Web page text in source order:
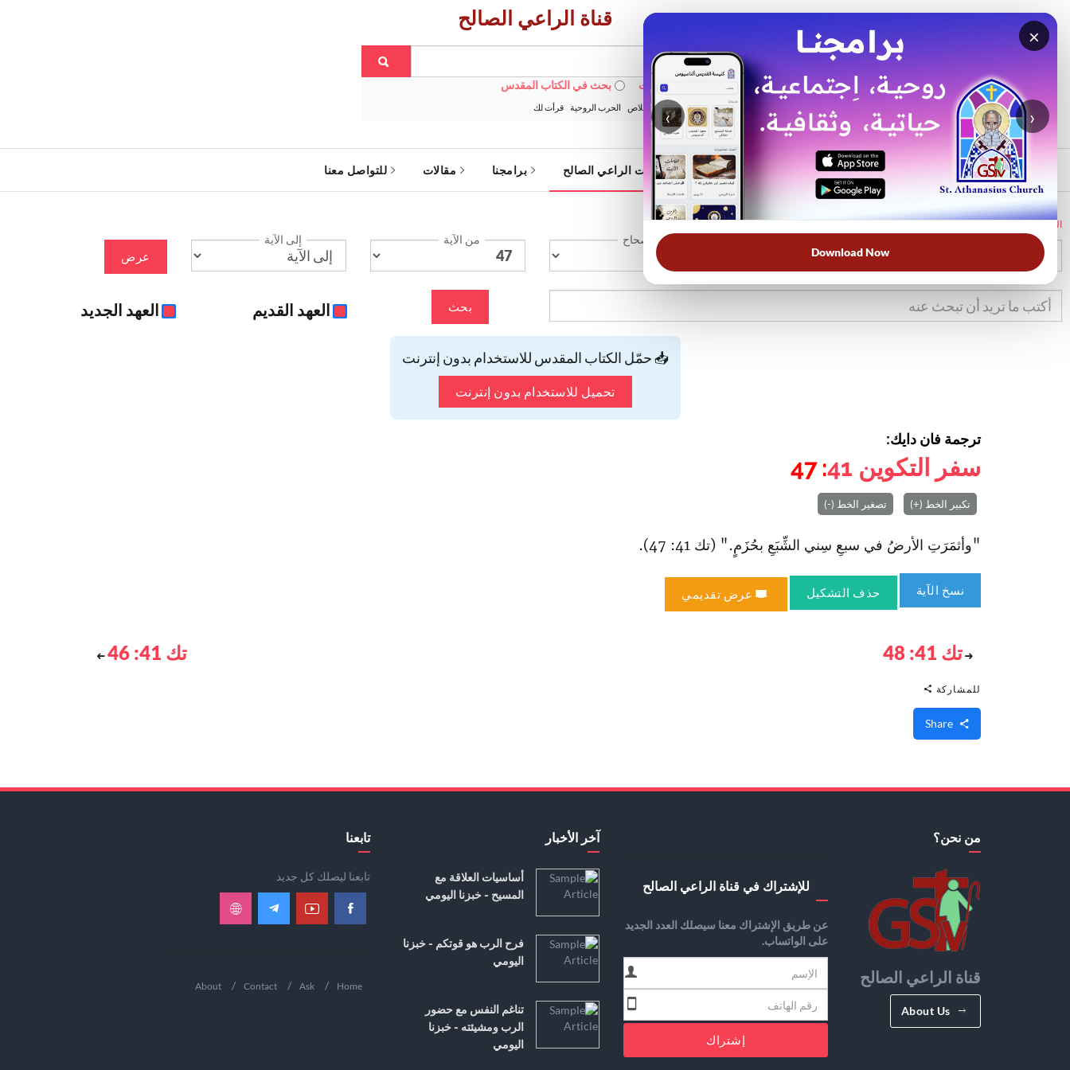
×
‹ ›
Download Now
قناة الراعي الصالح
بحث في الويبسايت بحث في الكتاب المقدس
الأكثر بحثًا: خبزنا اليومي الخلاص الحرب الروحية قرأت لك
الرئيسية خدمات الراعي الصالح برامجنا مقالات للتواصل معنا
الرئيسية
الإصحاح من الآية إلى الآية
عرض
بحث العهد القديم العهد الجديد
📥 حمّل الكتاب المقدس للاستخدام بدون إنترنت
تحميل للاستخدام بدون إنترنت
ترجمة فان دايك:
سفر التكوين 41
: 47
تكبير الخط (+) تصغير الخط (-)
"وأثمَرَتِ الأرضُ في سبعِ سِني الشِّبَعِ بحُزَمٍ." (تك 41: 47).
نسخ الآية حذف التشكيل عرض تقديمي
تك 41: 48 تك 41: 46
للمشاركة
من نحن؟
قناة الراعي الصالح
About Us
للإشتراك في قناة الراعي الصالح
عن طريق الإشتراك معنا سيصلك العدد الجديد
على الواتساب.
إشتراك
آخر الأخبار
أساسيات العلاقة مع
المسيح - خبزنا اليومي
فرح الرب هو قوتكم - خبزنا
اليومي
تناغم النفس مع حضور
الرب ومشيئته - خبزنا
اليومي
تابعنا
تابعنا ليصلك كل جديد
Home
Ask
Contact
About